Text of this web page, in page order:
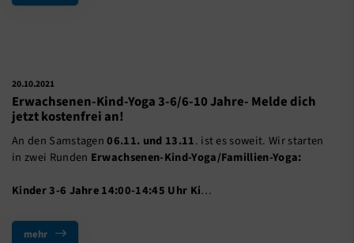
20.10.2021
Erwachsenen-Kind-Yoga 3-6/6-10 Jahre- Melde dich
jetzt kostenfrei an!
An den Samstagen06.11. und 13.11. ist es soweit. Wir starten
in zwei Runden Erwachsenen-Kind-Yoga/Famillien-Yoga:
Kinder 3-6 Jahre 14:00-14:45 Uhr Ki…
mehr